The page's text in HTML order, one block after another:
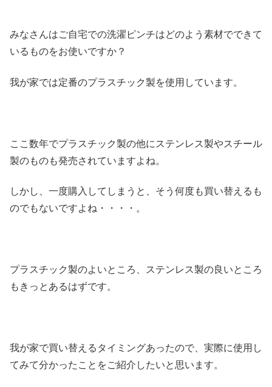
みなさんはご自宅での洗濯ピンチはどのよう素材でできて
いるものをお使いですか？
我が家では定番のプラスチック製を使用しています。
ここ数年でプラスチック製の他にステンレス製やスチール
製のものも発売されていますよね。
しかし、一度購入してしまうと、そう何度も買い替えるも
のでもないですよね・・・・。
プラスチック製のよいところ、ステンレス製の良いところ
もきっとあるはずです。
我が家で買い替えるタイミングあったので、実際に使用し
てみて分かったことをご紹介したいと思います。